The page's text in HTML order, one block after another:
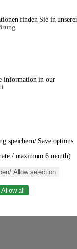
finden Sie in unserer
information in our
speichern/ Save options
/ maximum 6 month)
Allow selection
all